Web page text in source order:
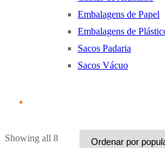
Embalagens de Papel
Embalagens de
Sacos Padaria
Sacos Vácuo
Showing all 8